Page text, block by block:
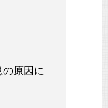
原因に